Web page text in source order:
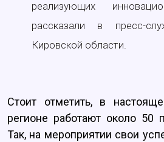
реализующих
рассказали в пресс-
Кировской области.
Стоит отметить, в
регионе работают около 50
Так, на мероприятии свои